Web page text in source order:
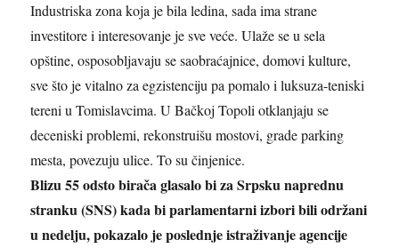
Industriska zona koja je bila ledina, sada ima strane
investitore i interesovanje je sve veće. Ulaže se u sela
opštine, osposobljavaju se saobraćajnice, domovi kulture,
sve što je vitalno za egzistenciju pa pomalo i luksuza-teniski
tereni u Tomislavcima. U Bačkoj Topoli otklanjaju se
deceniski problemi, rekonstruišu mostovi, grade parking
mesta, povezuju ulice. To su činjenice.
Blizu 55 odsto birača glasalo bi za Srpsku naprednu
stranku (SNS) kada bi parlamentarni izbori bili održani
u nedelju, pokazalo je poslednje istraživanje agencije